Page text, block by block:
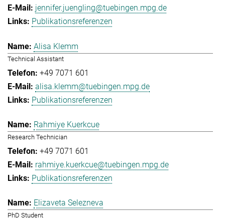
jennifer.juengling@tuebingen.mpg.de
Publikationsreferenzen
Alisa Klemm
Technical Assistant
+49 7071 601
alisa.klemm@tuebingen.mpg.de
Publikationsreferenzen
Rahmiye Kuerkcue
Research Technician
+49 7071 601
rahmiye.kuerkcue@tuebingen.mpg.de
Publikationsreferenzen
Elizaveta Selezneva
PhD Student